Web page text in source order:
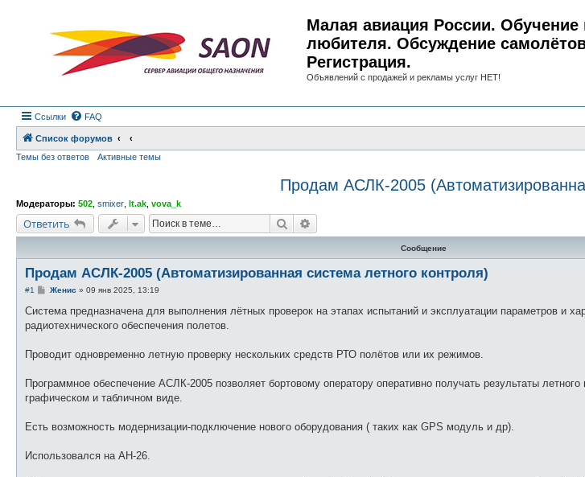
Малая авиация России. Обучение
любителя. Обсуждение
Регистрация.
Объявлений с продажей и рекламы услуг НЕТ!
Ссылки FAQ
Список форумов
Темы без ответов
Активные темы
Продам АСЛК-2005
Модераторы: 502 smixer lt.ak vova_k
Ответить Поиск
Сообщение
Продам АСЛК-2005 (Автоматизированная система летного контроля)
#1
С
о
щ
и
Женис » 09 янв 2025, 13:19
Система предназначена для выполнения лётных проверок на этапах испытаний и эксплуатации параметров и
радиотехнического обеспечения полетов.
Проводит одновременно летную проверку нескольких средств РТО полётов или их режимов.
Программное обеспечение АСЛК-2005 позволяет бортовому оператору оперативно получать результаты
графическом и табличном виде.
Есть возможность модернизации-подключение нового оборудования ( таких как GPS модуль и др).
Использовался на АН-26.